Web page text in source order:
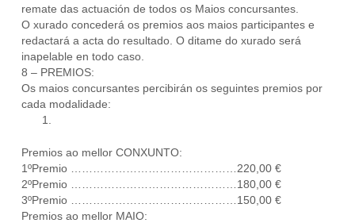
remate das actuación de todos os Maios concursantes.
O xurado concederá os premios aos maios participantes e
redactará a acta do resultado. O ditame do xurado será
inapelable en todo caso.
8 – PREMIOS:
Os maios concursantes percibirán os seguintes premios por
cada modalidade:
Premios ao mellor CONXUNTO:
1ºPremio ………………………………………220,00 €
2ºPremio ………………………………………180,00 €
3ºPremio ………………………………………150,00 €
Premios ao mellor MAIO: